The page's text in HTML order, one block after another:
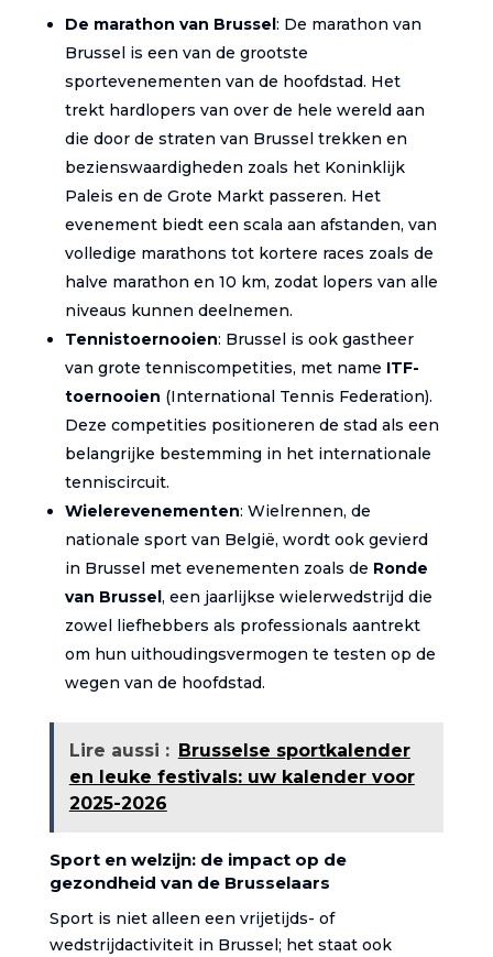
De marathon van Brussel: De marathon van
Brussel is een van de grootste
sportevenementen van de hoofdstad. Het
trekt hardlopers van over de hele wereld aan
die door de straten van Brussel trekken en
bezienswaardigheden zoals het Koninklijk
Paleis en de Grote Markt passeren. Het
evenement biedt een scala aan afstanden, van
volledige marathons tot kortere races zoals de
halve marathon en 10 km, zodat lopers van alle
niveaus kunnen deelnemen.
Tennistoernooien: Brussel is ook gastheer
van grote tenniscompetities, met name ITF-
toernooien (International Tennis Federation).
Deze competities positioneren de stad als een
belangrijke bestemming in het internationale
tenniscircuit.
Wielerevenementen: Wielrennen, de
nationale sport van België, wordt ook gevierd
in Brussel met evenementen zoals de Ronde
van Brussel, een jaarlijkse wielerwedstrijd die
zowel liefhebbers als professionals aantrekt
om hun uithoudingsvermogen te testen op de
wegen van de hoofdstad.
Lire aussi : Brusselse sportkalender
en leuke festivals: uw kalender voor
2025-2026
Sport en welzijn: de impact op de
gezondheid van de Brusselaars
Sport is niet alleen een vrijetijds- of
wedstrijdactiviteit in Brussel; het staat ook